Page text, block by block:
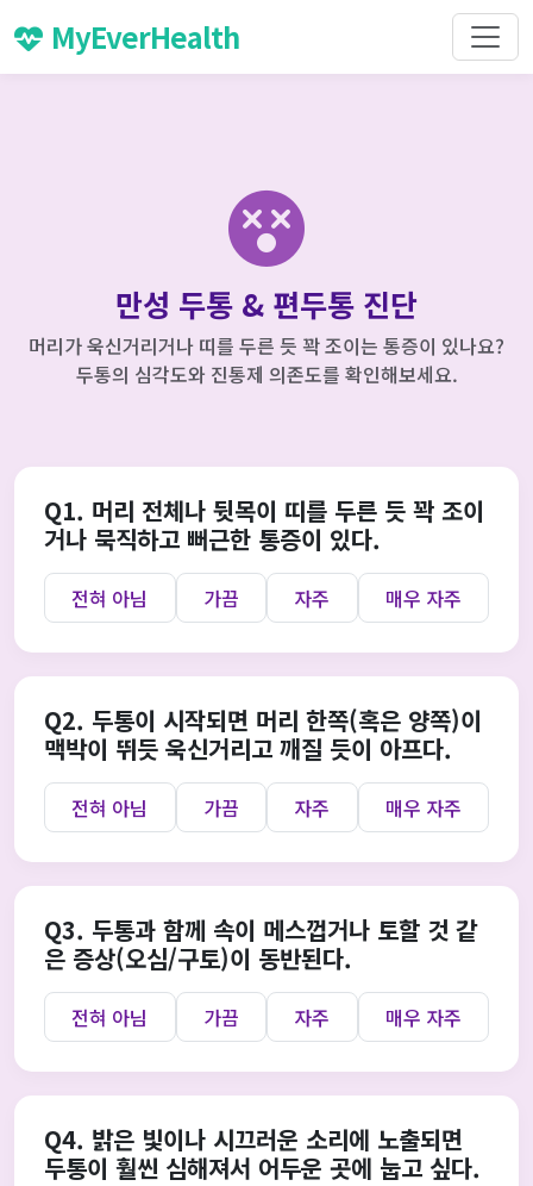
MyEverHealth
만성 두통 & 편두통 진단
머리가 욱신거리거나 띠를 두른 듯 꽉 조이는 통증이 있나요?
두통의 심각도와 진통제 의존도를 확인해보세요.
Q1. 머리 전체나 뒷목이 띠를 두른 듯 꽉 조이
거나 묵직하고 뻐근한 통증이 있다.
전혀 아님 가끔 자주 매우 자주
Q2. 두통이 시작되면 머리 한쪽(혹은 양쪽)이
맥박이 뛰듯 욱신거리고 깨질 듯이 아프다.
전혀 아님 가끔 자주 매우 자주
Q3. 두통과 함께 속이 메스껍거나 토할 것 같
은 증상(오심/구토)이 동반된다.
전혀 아님 가끔 자주 매우 자주
Q4. 밝은 빛이나 시끄러운 소리에 노출되면
두통이 훨씬 심해져서 어두운 곳에 눕고 싶다.